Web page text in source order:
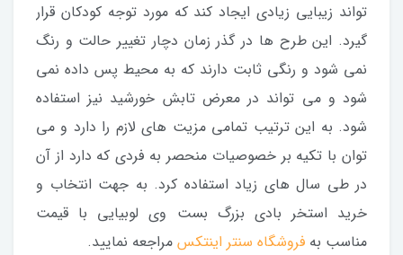
تواند زیبایی زیادی ایجاد کند که مورد توجه کودکان قرار
گیرد. این طرح ها در گذر زمان دچار تغییر حالت و رنگ
نمی شود و رنگی ثابت دارند که به محیط پس داده نمی
شود و می تواند در معرض تابش خورشید نیز استفاده
شود. به این ترتیب تمامی مزیت های لازم را دارد و می
توان با تکیه بر خصوصیات منحصر به فردی که دارد از آن
در طی سال های زیاد استفاده کرد. به جهت انتخاب و
خرید استخر بادی بزرگ بست وی لوبیایی با قیمت
مناسب به فروشگاه سنتر اینتکس مراجعه نمایید.